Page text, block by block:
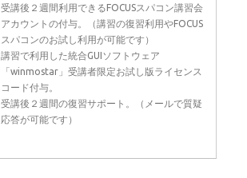
受講後２週間利用できるFOCUSスパコン講習会
アカウントの付与。（講習の復習利用やFOCUS
スパコンのお試し利用が可能です）
講習で利用した統合GUIソフトウェア
「winmostar」受講者限定お試し版ライセンス
コード付与。
受講後２週間の復習サポート。（メールで質疑
応答が可能です）